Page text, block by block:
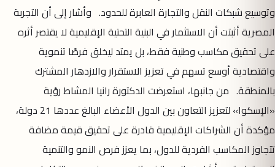
وتوسيع شبكات النقل والتجارة العابرة للحدود. وأشار إلى أن التجربة
المصرية أثبتت أن الاستثمار في البنية التحتية الإقليمية لا يقتصر أثره
على تحقيق مكاسب وطنية فقط، بل يمتد ليخلق فرصًا تنموية
واقتصادية أوسع تسهم في تعزيز الاستقرار والازدهار المشترك
بالمنطقة. من جانبها، استعرضت الدكتورة رانيا المشاط رؤية
«الإسكوا» لتعزيز التعاون بين الدول الأعضاء البالغ عددها 21 دولة،
مؤكدة أن الشراكات الإقليمية قادرة على تحقيق قيمة مضافة
تتجاوز المكاسب الفردية للدول، بما يعزز فرص النمو والتنمية